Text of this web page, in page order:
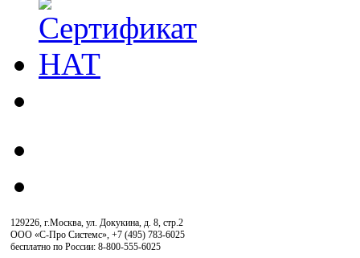
129226, г.Москва, ул. Докукина, д. 8, стр.2
ООО «С-Про Системс» +7 (495) 783-6025
бесплатно по России: 8-800-555-6025